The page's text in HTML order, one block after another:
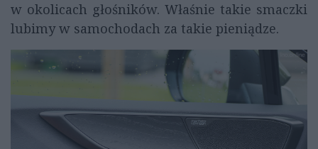
w okolicach głośników. Właśnie takie smaczki
lubimy w samochodach za takie pieniądze.